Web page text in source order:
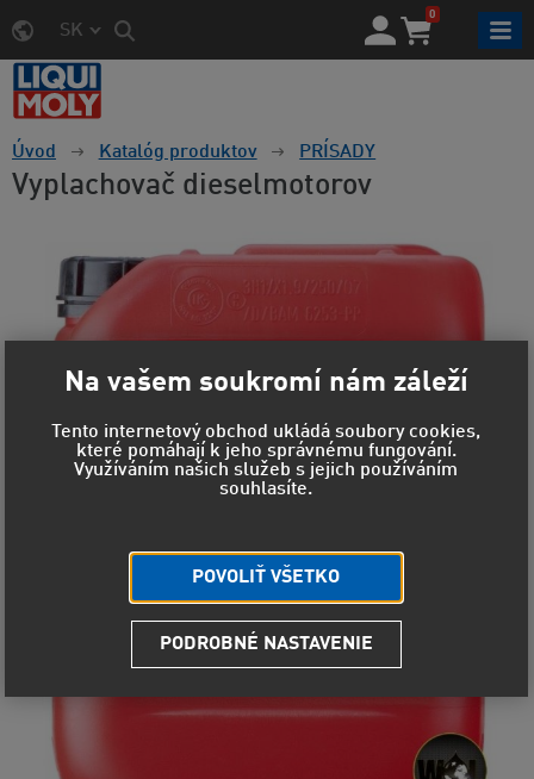
SK
0
Úvod Katalóg produktov PRÍSADY
Vyplachovač dieselmotorov
Na vašem soukromí nám záleží
Tento internetový obchod ukládá soubory cookies,
které pomáhají k jeho správnému fungování.
Využíváním našich služeb s jejich používáním
souhlasíte.
POVOLIŤ VŠETKO
PODROBNÉ NASTAVENIE